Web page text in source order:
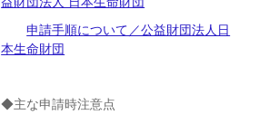
申請手順について／公益財団法人日
本生命財団
◆主な申請時注意点